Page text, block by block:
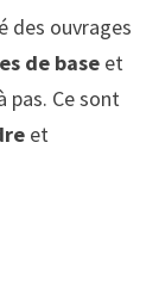
des ouvrages
de baseet
pas. Ce sont
et